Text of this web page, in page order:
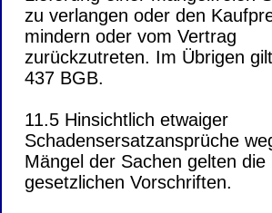
zu verlangen oder den
mindern oder vom Vertrag
zurückzutreten. Im Übrigen
437 BGB.
11.5 Hinsichtlich etwaiger
Schadensersatzansprüche
Mängel der Sachen gelten die
gesetzlichen Vorschriften.